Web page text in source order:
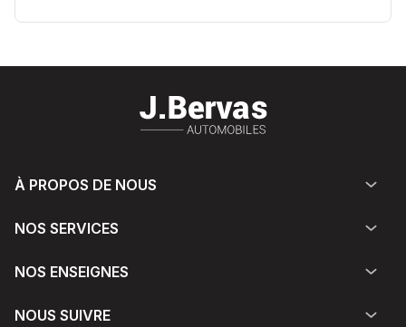
À PROPOS DE NOUS
NOS SERVICES
NOS ENSEIGNES
NOUS SUIVRE